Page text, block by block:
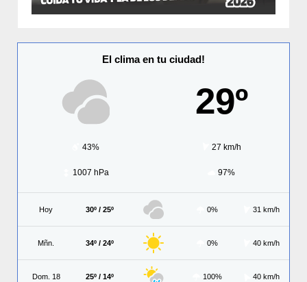
El clima en tu ciudad!
29º
43% 27 km/h
1007 hPa 97%
Hoy 30º / 25º 0% 31 km/h
Mñn. 34º / 24º 0% 40 km/h
Dom. 18 25º / 14º 100% 40 km/h